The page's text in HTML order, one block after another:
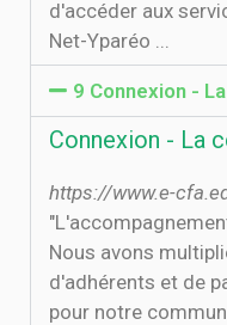
d'accéder aux
Net-Yparéo ...
9 Connexion -
Connexion - La
https://www.e-
Nous avons
d'adhérents et de
pour notre